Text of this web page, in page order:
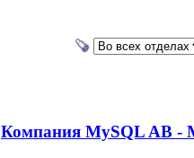
Компания MySQL AB -